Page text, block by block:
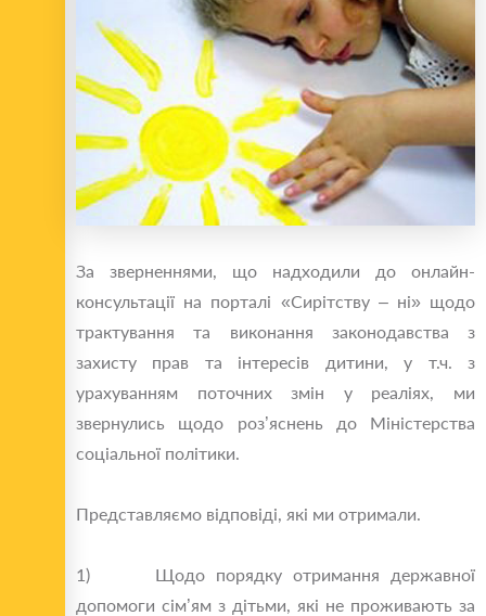
За зверненнями, що надходили до онлайн-
консультації на порталі «Сирітству – ні» щодо
трактування та виконання законодавства з
захисту прав та інтересів дитини, у т.ч. з
урахуванням поточних змін у реаліях, ми
звернулись щодо роз’яснень до Міністерства
соціальної політики.
Представляємо відповіді, які ми отримали.
1) Щодо порядку отримання державної
допомоги сім’ям з дітьми, які не проживають за